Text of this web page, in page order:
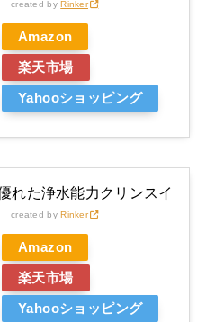
created byRinker
Amazon
楽天市場
Yahooショッピング
れた浄水能力クリンスイ
created byRinker
Amazon
楽天市場
Yahooショッピング